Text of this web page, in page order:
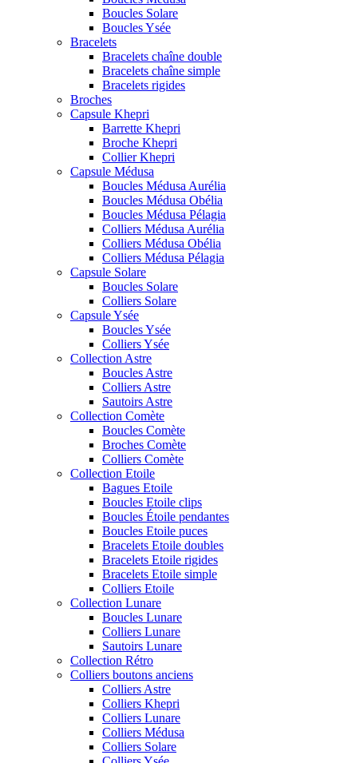
Boucles Solare
Boucles Ysée
Bracelets
Bracelets chaîne double
Bracelets chaîne simple
Bracelets rigides
Broches
Capsule Khepri
Barrette Khepri
Broche Khepri
Collier Khepri
Capsule Médusa
Boucles Médusa Aurélia
Boucles Médusa Obélia
Boucles Médusa Pélagia
Colliers Médusa Aurélia
Colliers Médusa Obélia
Colliers Médusa Pélagia
Capsule Solare
Boucles Solare
Colliers Solare
Capsule Ysée
Boucles Ysée
Colliers Ysée
Collection Astre
Boucles Astre
Colliers Astre
Sautoirs Astre
Collection Comète
Boucles Comète
Broches Comète
Colliers Comète
Collection Etoile
Bagues Etoile
Boucles Etoile clips
Boucles Étoile pendantes
Boucles Etoile puces
Bracelets Etoile doubles
Bracelets Etoile rigides
Bracelets Etoile simple
Colliers Etoile
Collection Lunare
Boucles Lunare
Colliers Lunare
Sautoirs Lunare
Collection Rétro
Colliers boutons anciens
Colliers Astre
Colliers Khepri
Colliers Lunare
Colliers Médusa
Colliers Solare